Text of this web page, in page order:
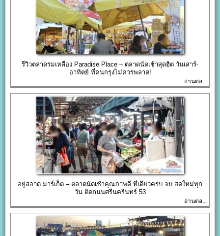
รีวิวตลาดร่มเหลือง Paradise Place – ตลาดนัดเช้าสุดฮิต วันเสาร์-
อาทิตย์ ที่คนกรุงไม่ควรพลาด!
อ่านต่อ...
อยู่สอาด มาร์เก็ต – ตลาดนัดเช้าคุณภาพดี ที่เดียวครบ จบ สดใหม่ทุก
วัน ติดถนนศรีนครินทร์ 53
อ่านต่อ...